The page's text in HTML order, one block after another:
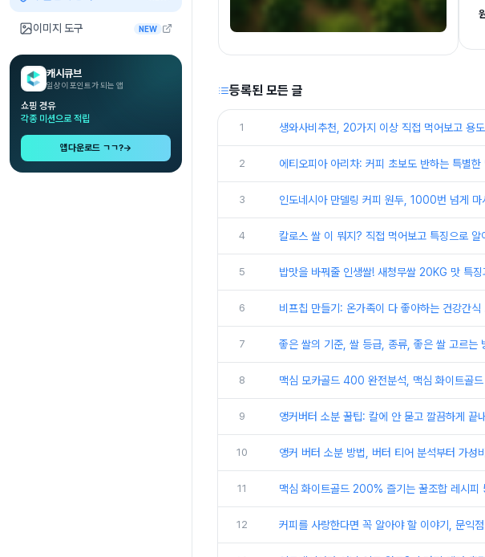
이미지 도구 NEW
캐시큐브
일상이 포인트가 되는 앱
쇼핑 경유
각종 미션으로 적립
앱다운로드 ㄱㄱ?→
등록된 모든 글
1 생와사비추천, 20가지 이상 직접 먹어보고 용
2 에티오피아 아리차: 커피 초보도 반하는 특별한
3 인도네시아 만델링 커피 원두, 1000번 넘게 마
4 칼로스 쌀 이 뭐지? 직접 먹어보고 특징으로 알
5 밥맛을 바꿔줄 인생쌀! 새청무쌀 20KG 맛 특징
6 비프칩 만들기: 온가족이 다 좋아하는 건강간식
7 좋은 쌀의 기준, 쌀 등급, 종류, 좋은 쌀 고르는
8 맥심 모카골드 400 완전분석, 맥심 화이트골
9 앵커버터 소분 꿀팁: 칼에 안 묻고 깔끔하게 끝
10 앵커 버터 소분 방법, 버터 티어 분석부터 가성
11 맥심 화이트골드 200% 즐기는 꿀조합 레시피
12 커피를 사랑한다면 꼭 알아야 할 이야기, 문익